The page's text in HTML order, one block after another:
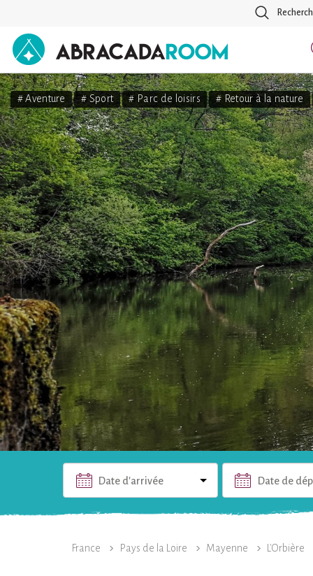
AbracadaRoom
# Aventure # Sport # Parc de loisirs # Retour à la nature
Date d'arrivée Date de
France Pays de la Loire Mayenne L'Orbière